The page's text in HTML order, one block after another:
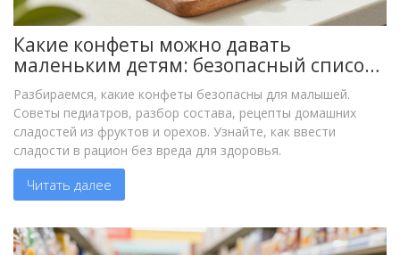
Какие конфеты можно давать
маленьким детям: безопасный список
и рецепты домашних сладостей
Разбираемся, какие конфеты безопасны для малышей.
Советы педиатров, разбор состава, рецепты домашних
сладостей из фруктов и орехов. Узнайте, как ввести
сладости в рацион без вреда для здоровья.
Читать далее